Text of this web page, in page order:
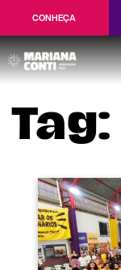
CONHEÇA
Tag: